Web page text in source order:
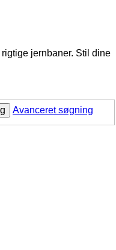
jernbaner. Stil dine
Avanceret søgning